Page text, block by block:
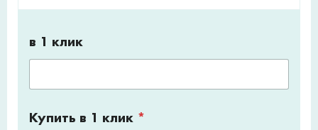
в 1 клик
Купить в 1 клик *